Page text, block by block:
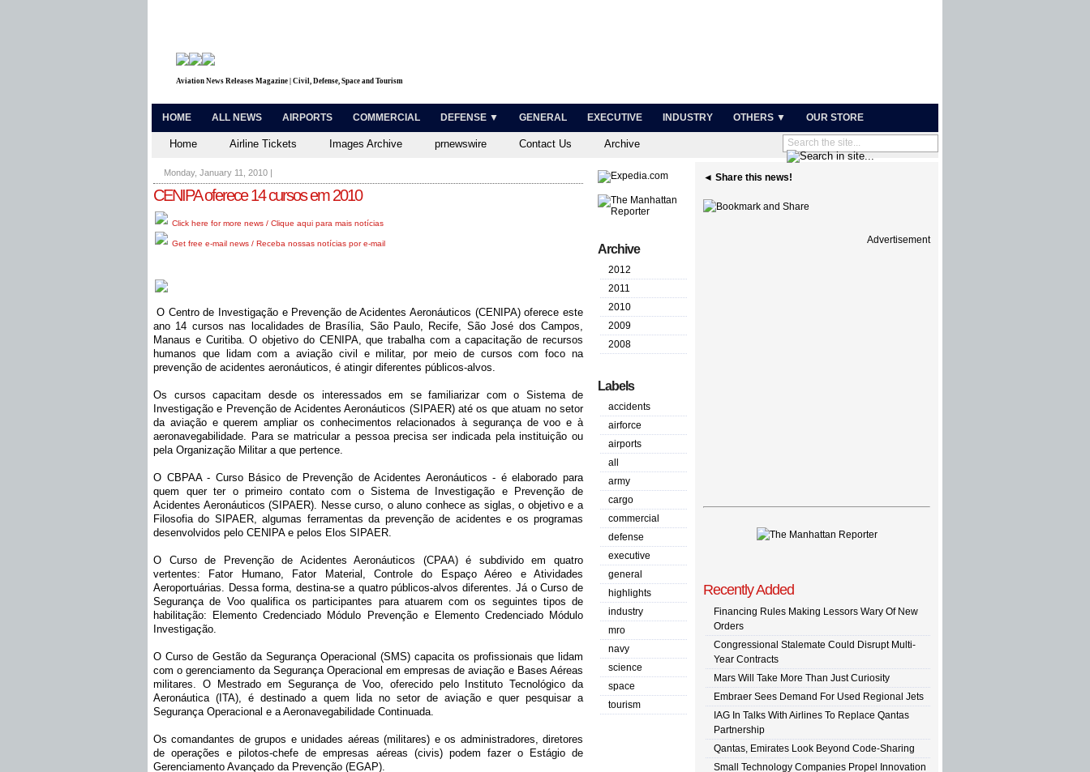
Aviation News Releases Magazine | Civil, Defense, Space and Tourism
HOME ALL NEWS AIRPORTS COMMERCIAL DEFENSE ▼ GENERAL EXECUTIVE INDUSTRY OTHERS ▼ OUR STORE
Home Airline Tickets Images Archive prnewswire Contact Us Archive
Monday, January 11, 2010 |
CENIPA oferece 14 cursos em 2010
Click here for more news / Clique aqui para mais notícias
Get free e-mail news / Receba nossas notícias por e-mail
O Centro de Investigação e Prevenção de Acidentes Aeronáuticos (CENIPA) oferece este
ano 14 cursos nas localidades de Brasília, São Paulo, Recife, São José dos Campos,
Manaus e Curitiba. O objetivo do CENIPA, quetrabalha com a capacitação de recursos
humanos que lidam com a aviação civil e militar, por meio de cursos com foco na
prevenção de acidentes aeronáuticos, é atingir diferentes públicos-alvos.
Os cursos capacitam desde os interessados em se familiarizar com o Sistema de
Investigação e Prevenção de Acidentes Aeronáuticos (SIPAER) até os que atuam no setor
da aviação e querem ampliar os conhecimentos relacionados à segurança de voo e à
aeronavegabilidade. Para se matricular a pessoa precisa ser indicada pela instituição ou
pela Organização Militar a que pertence.
O CBPAA - Curso Básico de Prevenção de Acidentes Aeronáuticos - é elaborado para
quem quer ter o primeiro contato com o Sistema de Investigação e Prevenção de
Acidentes Aeronáuticos (SIPAER). Nesse curso, o aluno conhece as siglas, o objetivo e a
Filosofia do SIPAER, algumas ferramentas da prevenção de acidentes e os programas
desenvolvidos pelo CENIPA e pelos Elos SIPAER.
O Curso de Prevenção de Acidentes Aeronáuticos (CPAA) é subdivido em quatro
vertentes: Fator Humano, Fator Material, Controle do Espaço Aéreo e Atividades
Aeroportuárias. Dessa forma, destina-se a quatro públicos-alvos diferentes. Já o Curso de
Segurança de Voo qualifica os participantes para atuarem com os seguintes tipos de
habilitação: Elemento Credenciado Módulo Prevenção e Elemento Credenciado Módulo
Investigação.
O Curso de Gestão da Segurança Operacional (SMS) capacita os profissionais que lidam
com o gerenciamento da Segurança Operacional em empresas de aviação e Bases Aéreas
militares. O Mestrado em Segurança de Voo, oferecido pelo Instituto Tecnológico da
Aeronáutica (ITA), é destinado a quem lida no setor de aviação e quer pesquisar a
Segurança Operacional e a Aeronavegabilidade Continuada.
Os comandantes de grupos e unidades aéreas (militares) e os administradores, diretores
de operações e pilotos-chefe de empresas aéreas (civis) podem fazer o Estágio de
Gerenciamento Avançado da Prevenção (EGAP).
Archive
2012
2011
2010
2009
2008
Labels
accidents
airforce
airports
all
army
cargo
commercial
defense
executive
general
highlights
industry
mro
navy
science
space
tourism
◄ Share this news!
Advertisement
Recently Added
Financing Rules Making Lessors Wary Of New
Orders
Congressional Stalemate Could Disrupt Multi-
Year Contracts
Mars Will Take More Than Just Curiosity
Embraer Sees Demand For Used Regional Jets
IAG In Talks With Airlines To Replace Qantas
Partnership
Qantas, Emirates Look Beyond Code-Sharing
Small Technology Companies Propel Innovation